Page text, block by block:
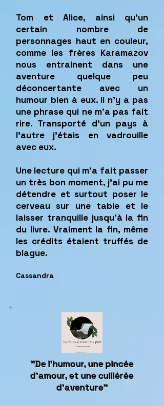
Tom et Alice, ainsi qu'un
certain nombre de
personnages haut en couleur,
comme les frères Karamazov
nous entrainent dans une
aventure quelque peu
déconcertante avec un
humour bien à eux. Il n'y a pas
une phrase qui ne m'a pas fait
rire. Transporté d'un pays à
l'autre j'étais en vadrouille
avec eux.
Une lecture qui m'a fait passer
un très bon moment, j'ai pu me
détendre et surtout poser le
cerveau sur une table et le
laisser tranquille jusqu'à la fin
du livre. Vraiment la fin, même
les crédits étaient truffés de
blague.
Cassandra
"De l'humour, une pincée
d'amour, et une cuillérée
d'aventure"